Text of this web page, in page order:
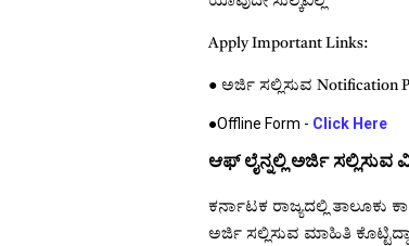
Apply Important Links:
● ಅರ್ಜಿ ಸಲ್ಲಿಸುವ Notification
●Offline Form - Click Here
ಆಫ್ ಲೈನ್ನಲ್ಲಿ ಅರ್ಜಿ ಸಲ್ಲಿಸುವ
ಕರ್ನಾಟಕ ರಾಜ್ಯದಲ್ಲಿ
ಅರ್ಜಿ ಸಲ್ಲಿಸುವ ಮಾಹಿತಿ